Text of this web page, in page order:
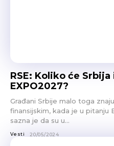
RSE: Koliko će
EXPO2027?
Građani Srbije malo toga
finansijskim, kada je u pitanju
sazna je da su u...
Vesti 20/05/2024